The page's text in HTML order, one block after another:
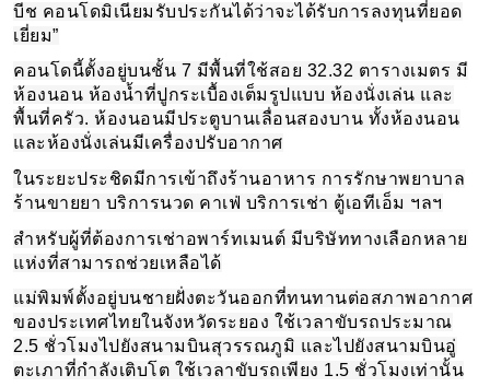
บีช คอนโดมิเนียมรับประกันได้ว่าจะได้รับการลงทุนที่ยอด
เยี่ยม”
คอนโดนี้ตั้งอยู่บนชั้น 7 มีพื้นที่ใช้สอย 32.32 ตารางเมตร มี
ห้องนอน ห้องน้ำที่ปูกระเบื้องเต็มรูปแบบ ห้องนั่งเล่น และ
พื้นที่ครัว. ห้องนอนมีประตูบานเลื่อนสองบาน ทั้งห้องนอน
และห้องนั่งเล่นมีเครื่องปรับอากาศ
ในระยะประชิดมีการเข้าถึงร้านอาหาร การรักษาพยาบาล
ร้านขายยา บริการนวด คาเฟ่ บริการเช่า ตู้เอทีเอ็ม ฯลฯ
สำหรับผู้ที่ต้องการเช่าอพาร์ทเมนต์ มีบริษัททางเลือกหลาย
แห่งที่สามารถช่วยเหลือได้
แม่พิมพ์ตั้งอยู่บนชายฝั่งตะวันออกที่ทนทานต่อสภาพอากาศ
ของประเทศไทยในจังหวัดระยอง ใช้เวลาขับรถประมาณ
2.5 ชั่วโมงไปยังสนามบินสุวรรณภูมิ และไปยังสนามบินอู่
ตะเภาที่กำลังเติบโต ใช้เวลาขับรถเพียง 1.5 ชั่วโมงเท่านั้น